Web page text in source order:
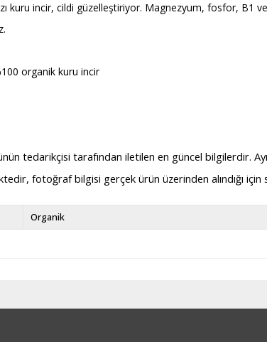
kuru incir, cildi güzelleştiriyor. Magnezyum, fosfor, B1
organik kuru incir
tedarikçisi tarafından iletilen en güncel bilgilerdir.
fotoğraf bilgisi gerçek ürün üzerinden alındığı
Organik